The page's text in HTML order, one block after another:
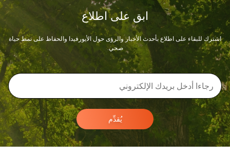
ابق على اطلاع
اشترك للبقاء على اطلاع بأحدث الأخبار والرؤى حول الأيورفيدا والحفاظ على نمط حياة
صحي.
يُقدِّم